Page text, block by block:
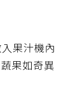
果汁機內
果如奇異